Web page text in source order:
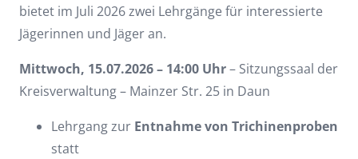
bietet im Juli 2026 zwei Lehrgänge für interessierte
Jägerinnen und Jäger an.
Mittwoch, 15.07.2026 – 14:00 Uhr– Sitzungssaal der
Kreisverwaltung – Mainzer Str. 25 in Daun
Lehrgang zur Entnahme von Trichinenproben
statt